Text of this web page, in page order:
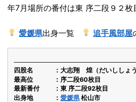
年7月場所の番付は東 序二段９２枚
愛媛県出身一覧 追手風部屋
四股名
大志翔 煌（だいししょ
最高位
序二段60枚目
最新番付
東 序二段92枚目
出身地
愛媛県松山市